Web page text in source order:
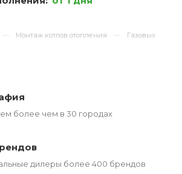
Монтаж котлов отопления
Газовых
более чем в 30 городах
дилеры более 400 брендов